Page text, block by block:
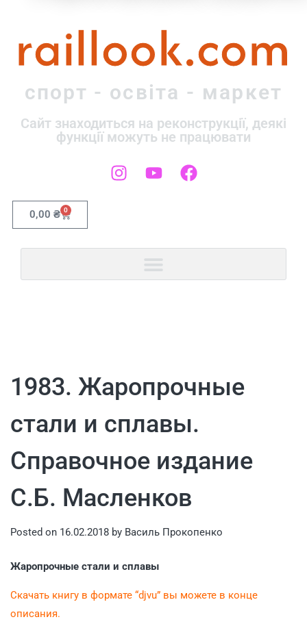
raillook.com
спорт - освіта - маркет
Сайт знаходиться на реконструкції, деякі
функції можуть не працювати
0,00 ₴ 0
1983. Жаропрочные
стали и сплавы.
Справочное издание
С.Б. Масленков
Posted on 16.02.2018 by Василь Прокопенко
Жаропрочные стали и сплавы
Скачать книгу в формате “djvu” вы можете в конце
описания.